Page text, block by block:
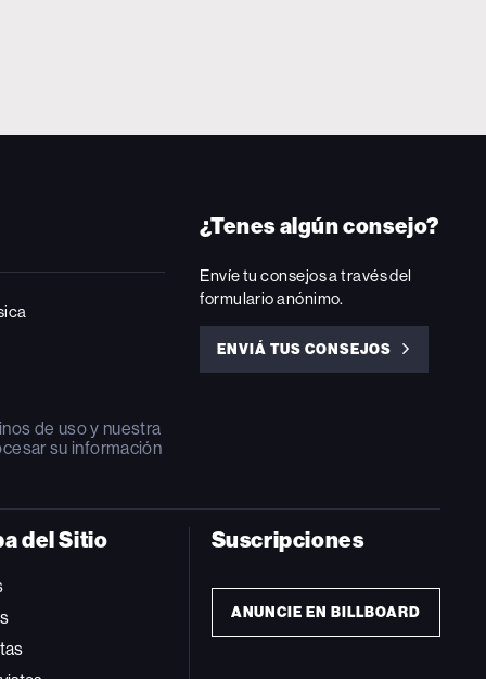
de usoy nuestra
su información
¿Tenes algún consejo?
Envíe tu consejos a través del
formulario anónimo.
ENVIÁ TUS CONSEJOS
ENVIÁ
TUS
del Sitio Suscripciones
ANUNCIE EN BILLBOARD